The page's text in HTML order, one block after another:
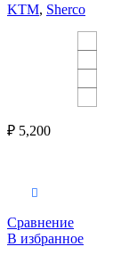
KTM, Sherco
₽ 5,200
Сравнение
В избранное